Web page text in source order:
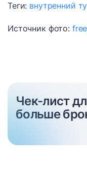
Теги: внутренний
Источник фото:
Чек-лист
больше